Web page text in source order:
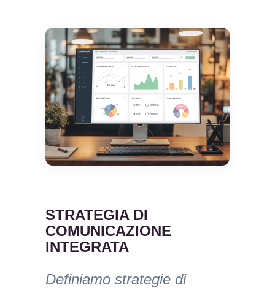
STRATEGIA DI
COMUNICAZIONE
INTEGRATA
Definiamo strategie di